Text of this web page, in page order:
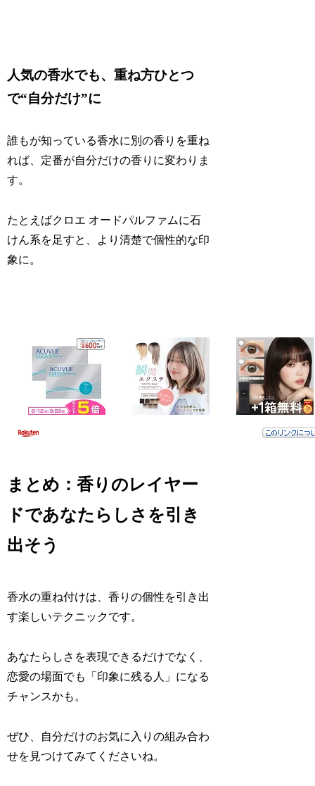
人気の香水でも、重ね方ひとつ
で“自分だけ”に
誰もが知っている香水に別の香りを重ね
れば、定番が自分だけの香りに変わりま
す。
たとえばクロエ オードパルファムに石
けん系を足すと、より清楚で個性的な印
象に。
まとめ：香りのレイヤー
ドであなたらしさを引き
出そう
香水の重ね付けは、香りの個性を引き出
す楽しいテクニックです。
あなたらしさを表現できるだけでなく、
恋愛の場面でも「印象に残る人」になる
チャンスかも。
ぜひ、自分だけのお気に入りの組み合わ
せを見つけてみてくださいね。